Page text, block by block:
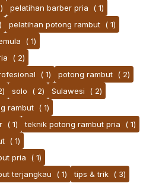
pelatihan barber pria
( 1)
pelatihan potong rambut ( 1)
( 1)
( 2)
( 1) potong rambut ( 2)
solo ( 2) Sulawesi
( 2)
rambut ( 1)
( 1) teknik potong rambut pria
( 1)
( 1)
pria
( 1)
terjangkau
( 1) tips & trik ( 3)